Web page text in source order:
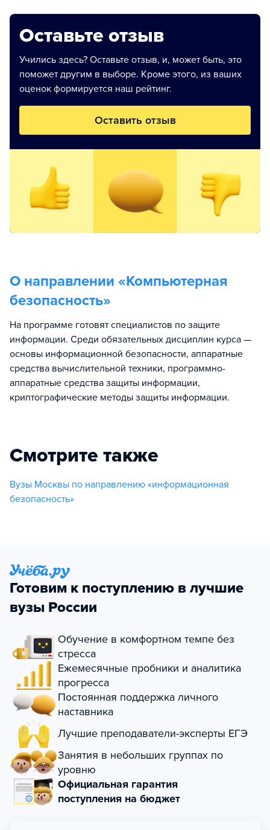
Оставьте отзыв
Учились здесь? Оставьте отзыв, и, может быть, это
поможет другим в выборе. Кроме этого, из ваших
оценок формируется наш рейтинг.
Оставить отзыв
О направлении «Компьютерная
безопасность»
На программе готовят специалистов по защите
информации. Среди обязательных дисциплин курса —
основы информационной безопасности, аппаратные
средства вычислительной техники, программно-
аппаратные средства защиты информации,
криптографические методы защиты информации.
Смотрите также
Вузы Москвы по направлению «информационная
безопасность»
Готовим к поступлению в лучшие
вузы России
Обучение в комфортном темпе без
стресса
Ежемесячные пробники и аналитика
прогресса
Постоянная поддержка личного
наставника
Лучшие преподаватели-эксперты ЕГЭ
Занятия в небольших группах по
уровню
Официальная гарантия
поступления на бюджет